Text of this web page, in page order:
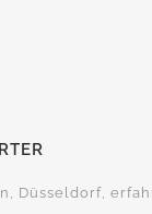
Düsseldorf